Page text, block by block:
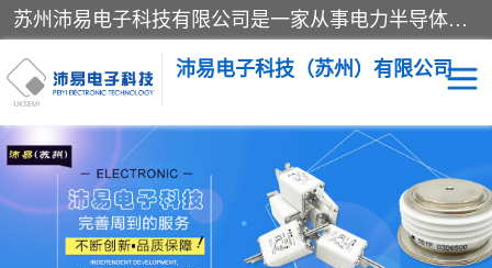
苏州沛易电子科技有限公司是一家从事电力半导体器件和电子元器件的专业代理及分销商，产品包括：IGBT模块、IPM模块、PIM模块、二极管、三极管、可控硅、整流桥、IGBT单管、IGBT电路驱动板、GTR达林顿模块、快恢复二极管、肖特基二极管、熔断器、IC集成电路、快速熔断器等。
沛易电子科技（苏州）有限公司
西门康 英飞凌
快恢复二极管 英飞凌IGBT模块